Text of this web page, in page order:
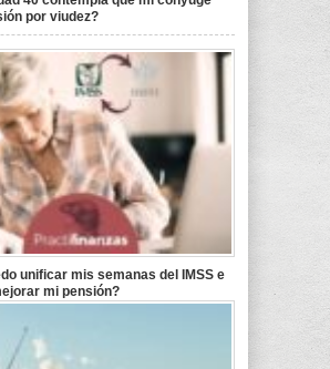
por viudez?
unificar mis semanas del IMSS e
mi pensión?